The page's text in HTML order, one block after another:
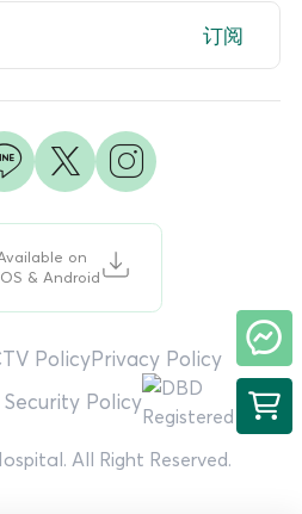
on
& Android
订阅
All Right Reserved.
PolicyPrivacy Policy
Security Policy